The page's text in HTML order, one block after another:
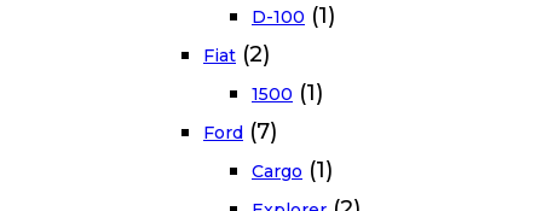
D-100 (1)
Fiat (2)
1500 (1)
Ford (7)
Cargo (1)